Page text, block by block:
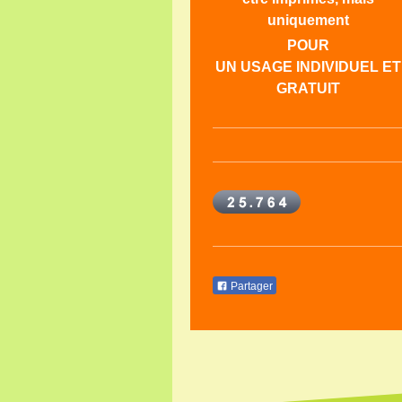
uniquement
POUR
UN USAGE INDIVIDUEL ET
GRATUIT
Partager